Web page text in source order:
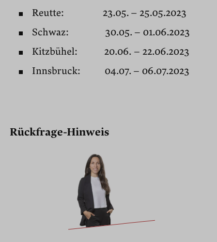
Reutte: 23.05. – 25.05.2023
Schwaz: 30.05. – 01.06.2023
Kitzbühel: 20.06. – 22.06.2023
Innsbruck: 04.07. – 06.07.2023
Rückfrage-Hinweis